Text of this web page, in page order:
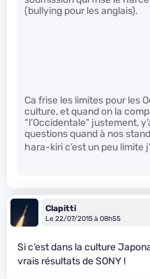
(bullying pour les anglais).
Ca frise les limites pour les
culture, et quand on la
“l’Occidentale” justement,
questions quand à nos
hara-kiri c’est un peu limite
Clapitti
Le 22/07/2015 à 08h55
Si c’est dans la culture
vrais résultats de SONY !